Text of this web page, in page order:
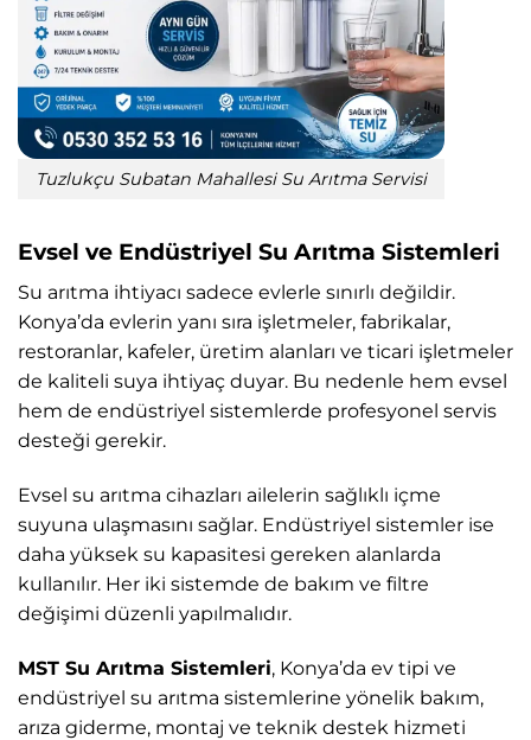
Tuzlukçu Subatan Mahallesi Su Arıtma Servisi
Evsel ve Endüstriyel Su Arıtma Sistemleri
Su arıtma ihtiyacı sadece evlerle sınırlı değildir.
Konya’da evlerin yanı sıra işletmeler, fabrikalar,
restoranlar, kafeler, üretim alanları ve ticari işletmeler
de kaliteli suya ihtiyaç duyar. Bu nedenle hem evsel
hem de endüstriyel sistemlerde profesyonel servis
desteği gerekir.
Evsel su arıtma cihazları ailelerin sağlıklı içme
suyuna ulaşmasını sağlar. Endüstriyel sistemler ise
daha yüksek su kapasitesi gereken alanlarda
kullanılır. Her iki sistemde de bakım ve filtre
değişimi düzenli yapılmalıdır.
MST Su Arıtma Sistemleri, Konya’da ev tipi ve
endüstriyel su arıtma sistemlerine yönelik bakım,
arıza giderme, montaj ve teknik destek hizmeti